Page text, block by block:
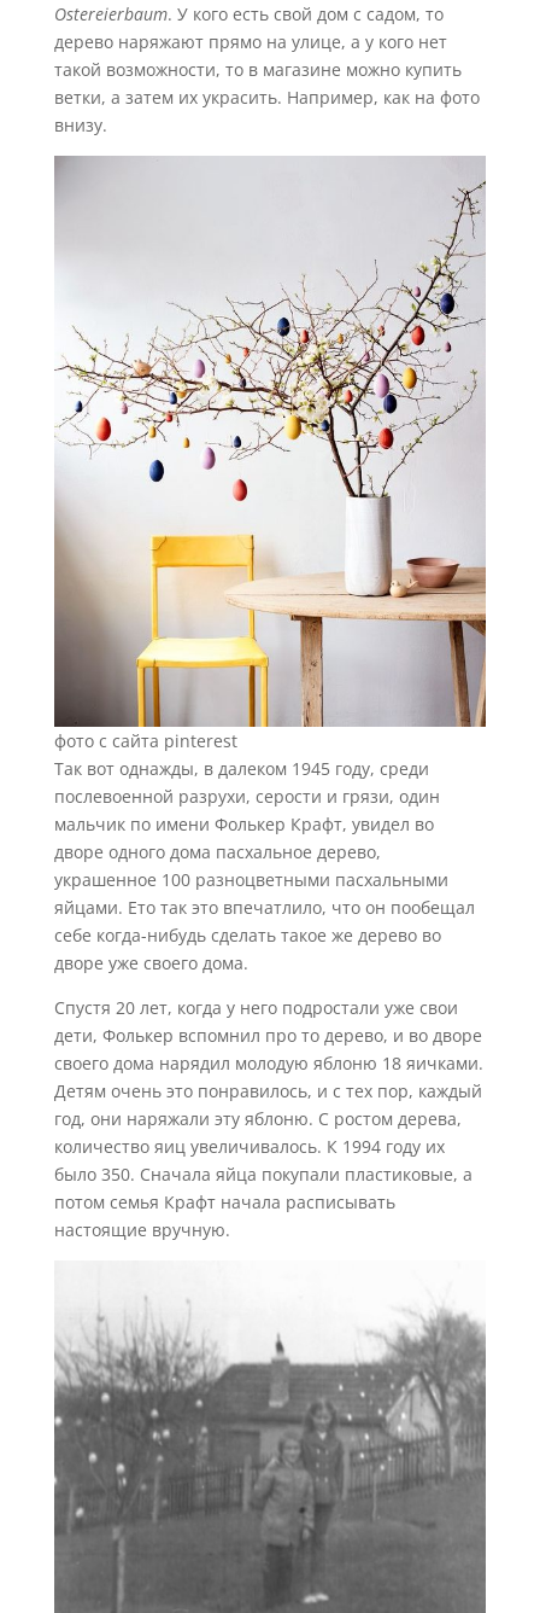
Ostereierbaum. У кого есть свой дом с садом, то
дерево наряжают прямо на улице, а у кого нет
такой возможности, то в магазине можно купить
ветки, а затем их украсить. Например, как на фото
внизу.
фото с сайта pinterest
Так вот однажды, в далеком 1945 году, среди
послевоенной разрухи, серости и грязи, один
мальчик по имени Фолькер Крафт, увидел во
дворе одного дома пасхальное дерево,
украшенное 100 разноцветными пасхальными
яйцами. Ето так это впечатлило, что он пообещал
себе когда-нибудь сделать такое же дерево во
дворе уже своего дома.
Спустя 20 лет, когда у него подростали уже свои
дети, Фолькер вспомнил про то дерево, и во дворе
своего дома нарядил молодую яблоню 18 яичками.
Детям очень это понравилось, и с тех пор, каждый
год, они наряжали эту яблоню. С ростом дерева,
количество яиц увеличивалось. К 1994 году их
было 350. Сначала яйца покупали пластиковые, а
потом семья Крафт начала расписывать
настоящие вручную.